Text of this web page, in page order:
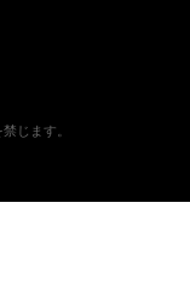
じます。